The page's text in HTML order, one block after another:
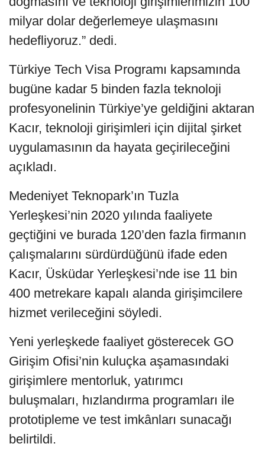
milyar dolar değerlemeye ulaşmasını
hedefliyoruz.” dedi.
Türkiye Tech Visa Programı kapsamında
bugüne kadar 5 binden fazla teknoloji
profesyonelinin Türkiye’ye geldiğini aktaran
Kacır, teknoloji girişimleri için dijital şirket
uygulamasının da hayata geçirileceğini
açıkladı.
Medeniyet Teknopark’ın Tuzla
Yerleşkesi’nin 2020 yılında faaliyete
geçtiğini ve burada 120’den fazla firmanın
çalışmalarını sürdürdüğünü ifade eden
Kacır, Üsküdar Yerleşkesi’nde ise 11 bin
400 metrekare kapalı alanda girişimcilere
hizmet verileceğini söyledi.
Yeni yerleşkede faaliyet gösterecek GO
Girişim Ofisi’nin kuluçka aşamasındaki
girişimlere mentorluk, yatırımcı
buluşmaları, hızlandırma programları ile
prototipleme ve test imkânları sunacağı
belirtildi.